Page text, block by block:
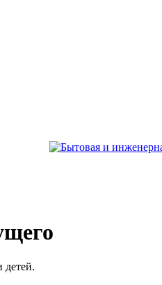
детей.